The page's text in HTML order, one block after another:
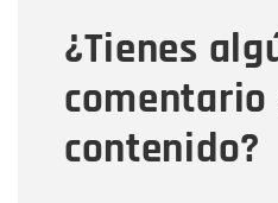
¿Tienes
comentario
contenido?
Mensaje